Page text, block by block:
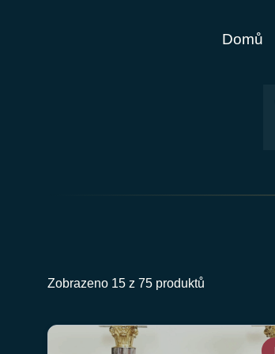
Domů
Zobrazeno 15 z 75 produktů